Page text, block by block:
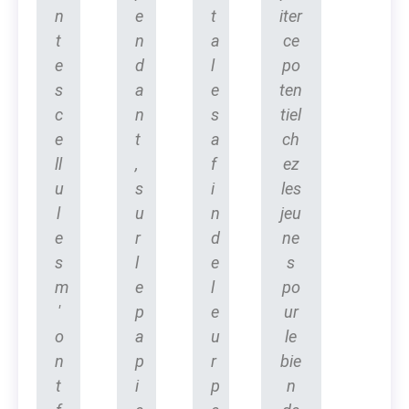
n
t
e
s
c
e
ll
u
l
e
s
m
'
o
n
t
e
n
d
a
n
t
,
s
u
r
l
e
p
a
p
i
t
a
l
e
s
a
f
i
n
d
e
l
e
u
r
p
iter
ce
po
ten
tiel
ch
ez
les
jeu
ne
s
po
ur
le
bie
n